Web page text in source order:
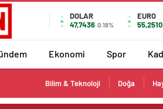
DOLAR
47,7436 0.18%
EURO
55,2510
Ekonomi Spor
Bilim & Teknoloji Doğa